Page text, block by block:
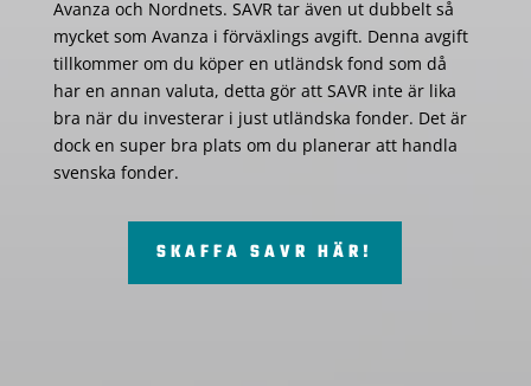
Avanza och Nordnets. SAVR tar även ut dubbelt så
mycket som Avanza i förväxlings avgift. Denna avgift
tillkommer om du köper en utländsk fond som då
har en annan valuta, detta gör att SAVR inte är lika
bra när du investerar i just utländska fonder. Det är
dock en super bra plats om du planerar att handla
svenska fonder.
SKAFFA SAVR HÄR!